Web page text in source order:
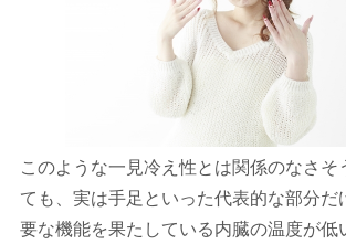
このような一見冷え性とは関係のなさそ
ても、実は手足といった代表的な部分だ
要な機能を果たしている内臓の温度が低